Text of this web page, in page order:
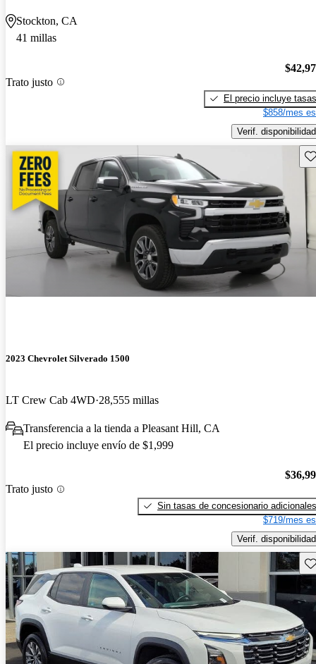
Stockton, CA
41 millas
Trato justo
El precio incluye tasas
$858/mes
Verif. disponibilidad
2023 Chevrolet Silverado 1500
LT Crew Cab 4WD 28,555 millas
Transferencia a la tienda a Pleasant Hill, CA
El precio incluye envío de $1,999
Trato justo
Sin tasas de concesionario adicionales
$719/mes
Verif. disponibilidad